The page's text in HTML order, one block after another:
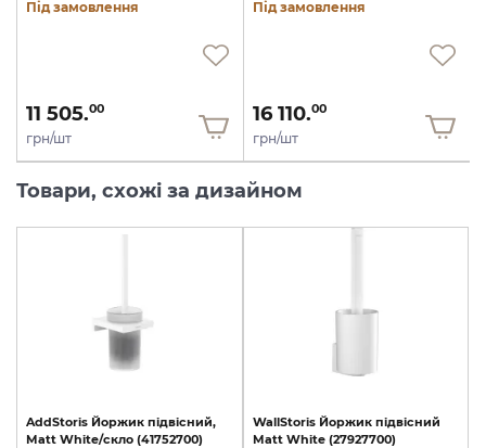
Під замовлення
11 505.00
грн/шт
Під замовлення
16 110.00
грн/шт
Товари, схожі за дизайном
AddStoris Йоржик підвісний,
Matt White/скло (41752700)
WallStoris Йоржик підвісний
Matt White (27927700)